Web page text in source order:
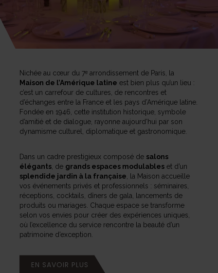
Nichée au cœur du 7ᵉ arrondissement de Paris, la
Maison de l’Amérique latine est bien plus qu’un lieu :
c’est un carrefour de cultures, de rencontres et
d’échanges entre la France et les pays d’Amérique latine.
Fondée en 1946, cette institution historique, symbole
d’amitié et de dialogue, rayonne aujourd’hui par son
dynamisme culturel, diplomatique et gastronomique.
Dans un cadre prestigieux composé de salons
élégants, de grands espaces modulables et d’un
splendide jardin à la française, la Maison accueille
vos événements privés et professionnels : séminaires,
réceptions, cocktails, dîners de gala, lancements de
produits ou mariages. Chaque espace se transforme
selon vos envies pour créer des expériences uniques,
où l’excellence du service rencontre la beauté d’un
patrimoine d’exception.
EN SAVOIR PLUS